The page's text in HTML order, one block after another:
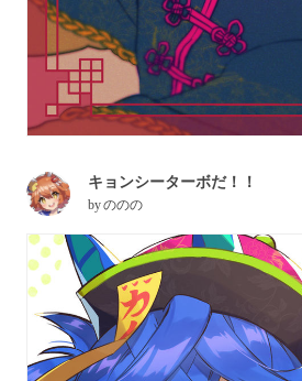
キョンシーターボだ！！
byののの